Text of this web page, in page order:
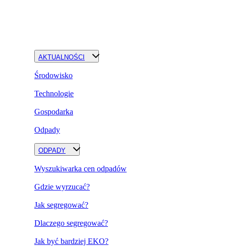
AKTUALNOŚCI
Środowisko
Technologie
Gospodarka
Odpady
ODPADY
Wyszukiwarka cen odpadów
Gdzie wyrzucać?
Jak segregować?
Dlaczego segregować?
Jak być bardziej EKO?